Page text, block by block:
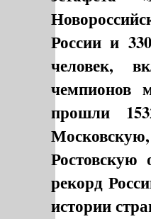
России и
человек,
чемпионов
прошли
Ростовскую
рекорд
истории